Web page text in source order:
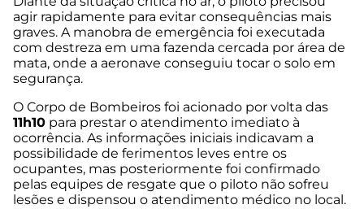
agir rapidamente para evitar consequências mais
graves. A manobra de emergência foi executada
com destreza em uma fazenda cercada por área de
mata, onde a aeronave conseguiu tocar o solo em
segurança.
O Corpo de Bombeiros foi acionado por volta das
11h10 para prestar o atendimento imediato à
ocorrência. As informações iniciais indicavam a
possibilidade de ferimentos leves entre os
ocupantes, mas posteriormente foi confirmado
pelas equipes de resgate que o piloto não sofreu
lesões e dispensou o atendimento médico no local.